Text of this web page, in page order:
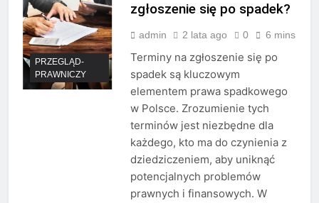
PRZEGLĄD-
PRAWNICZY
zgłoszenie się po spadek?
admin 2 lata ago 0 6 mins
Terminy na zgłoszenie się po
spadek są kluczowym
elementem prawa spadkowego
w Polsce. Zrozumienie tych
terminów jest niezbędne dla
każdego, kto ma do czynienia z
dziedziczeniem, aby uniknąć
potencjalnych problemów
prawnych i finansowych. W